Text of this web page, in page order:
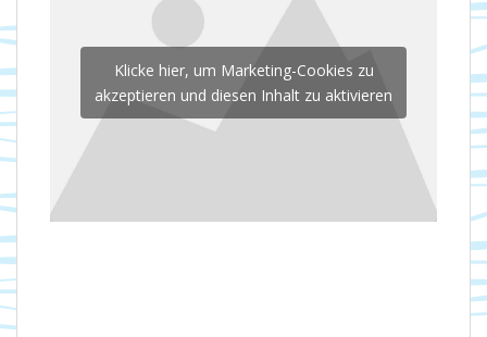
Klicke hier, um Marketing-Cookies zu
akzeptieren und diesen Inhalt zu aktivieren